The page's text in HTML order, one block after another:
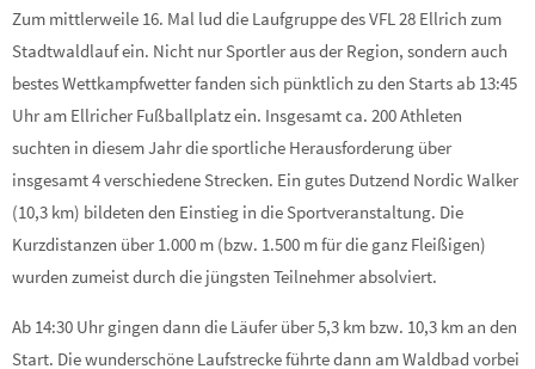
Zum mittlerweile 16. Mal lud die Laufgruppe des VFL 28 Ellrich zum
Stadtwaldlauf ein. Nicht nur Sportler aus der Region, sondern auch
bestes Wettkampfwetter fanden sich pünktlich zu den Starts ab 13:45
Uhr am Ellricher Fußballplatz ein. Insgesamt ca. 200 Athleten
suchten in diesem Jahr die sportliche Herausforderung über
insgesamt 4 verschiedene Strecken. Ein gutes Dutzend Nordic Walker
(10,3 km) bildeten den Einstieg in die Sportveranstaltung. Die
Kurzdistanzen über 1.000 m (bzw. 1.500 m für die ganz Fleißigen)
wurden zumeist durch die jüngsten Teilnehmer absolviert.
Ab 14:30 Uhr gingen dann die Läufer über 5,3 km bzw. 10,3 km an den
Start. Die wunderschöne Laufstrecke führte dann am Waldbad vorbei